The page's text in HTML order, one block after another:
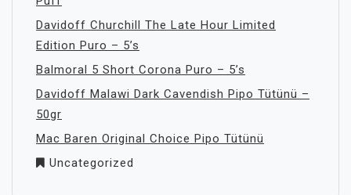
Davidoff Churchill The Late Hour Limited
Edition Puro – 5’s
Balmoral 5 Short Corona Puro – 5’s
Davidoff Malawi Dark Cavendish Pipo Tütünü –
50gr
Mac Baren Original Choice Pipo Tütünü
Uncategorized